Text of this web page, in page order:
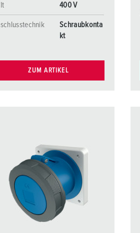
400 V
Schraubkonta
kt
ZUM ARTIKEL